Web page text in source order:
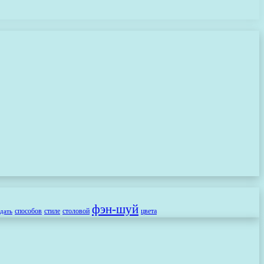
способов стиле столовой фэн-шуй цвета